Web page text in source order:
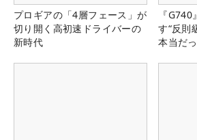
プロギアの「4層フェース」が
切り開く高初速ドライバーの
新時代
『
す“反則
本当だっ